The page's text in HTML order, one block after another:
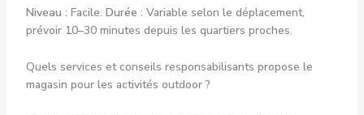
Niveau : Facile. Durée : Variable selon le déplacement,
prévoir 10–30 minutes depuis les quartiers proches.
Quels services et conseils responsabilisants propose le
magasin pour les activités outdoor ?